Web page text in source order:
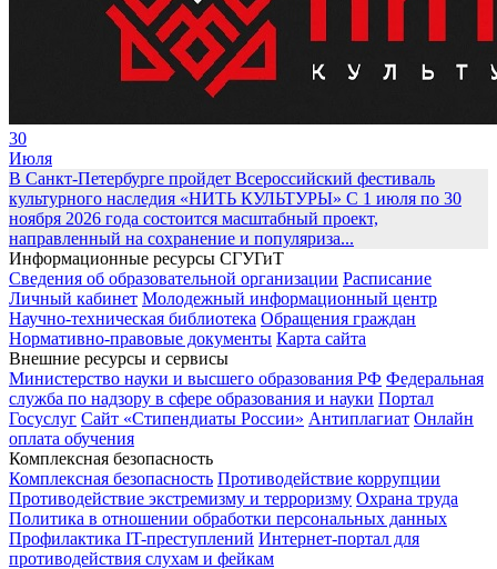
30
Июля
В Санкт-Петербурге пройдет Всероссийский фестиваль
культурного наследия «НИТЬ КУЛЬТУРЫ» С 1 июля по 30
ноября 2026 года состоится масштабный проект,
направленный на сохранение и популяриза...
Информационные ресурсы СГУГиТ
Сведения об образовательной организации Расписание
Личный кабинет Молодежный информационный центр
Научно-техническая библиотека Обращения граждан
Нормативно-правовые документы Карта сайта
Внешние ресурсы и сервисы
Министерство науки и высшего образования РФ Федеральная
служба по надзору в сфере образования и науки Портал
Госуслуг Сайт «Стипендиаты России» Антиплагиат Онлайн
оплата обучения
Комплексная безопасность
Комплексная безопасность Противодействие коррупции
Противодействие экстремизму и терроризму Охрана труда
Политика в отношении обработки персональных данных
Профилактика IT-преступлений Интернет-портал для
противодействия слухам и фейкам